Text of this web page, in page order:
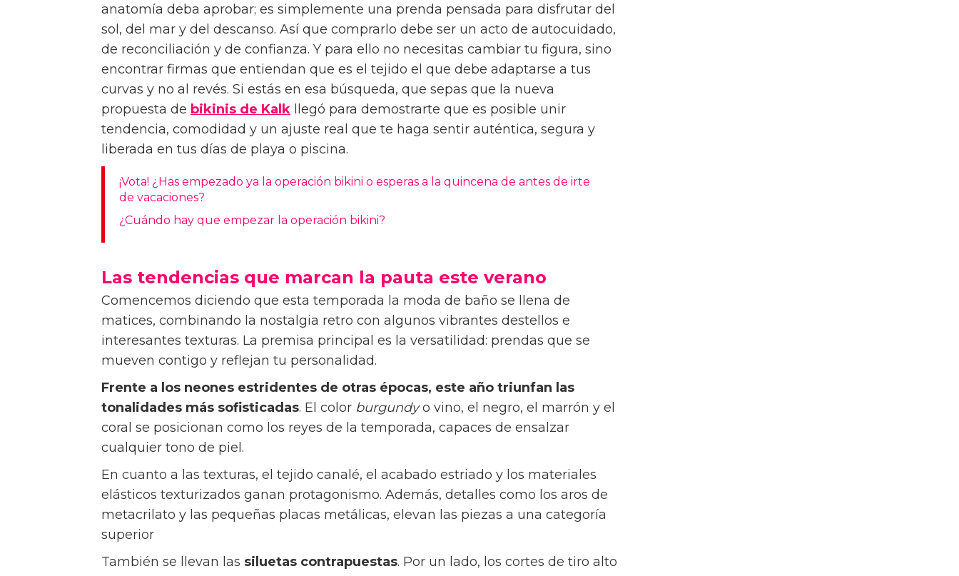
anatomía deba aprobar; es simplemente una prenda pensada para disfrutar del
sol, del mar y del descanso. Así que comprarlo debe ser un acto de autocuidado,
de reconciliación y de confianza. Y para ello no necesitas cambiar tu figura, sino
encontrar firmas que entiendan que es el tejido el que debe adaptarse a tus
curvas y no al revés. Si estás en esa búsqueda, que sepas que la nueva
propuesta de bikinis de Kalk llegó para demostrarte que es posible unir
tendencia, comodidad y un ajuste real que te haga sentir auténtica, segura y
liberada en tus días de playa o piscina.
¡Vota! ¿Has empezado ya la operación bikini o esperas a la quincena de antes de irte
de vacaciones?
¿Cuándo hay que empezar la operación bikini?
Las tendencias que marcan la pauta este verano
Comencemos diciendo que esta temporada la moda de baño se llena de
matices, combinando la nostalgia retro con algunos vibrantes destellos e
interesantes texturas. La premisa principal es la versatilidad: prendas que se
mueven contigo y reflejan tu personalidad.
Frente a los neones estridentes de otras épocas, este año triunfan las
tonalidades más sofisticadas. El color burgundyo vino, el negro, el marrón y el
coral se posicionan como los reyes de la temporada, capaces de ensalzar
cualquier tono de piel.
En cuanto a las texturas, el tejido canalé, el acabado estriado y los materiales
elásticos texturizados ganan protagonismo. Además, detalles como los aros de
metacrilato y las pequeñas placas metálicas, elevan las piezas a una categoría
superior
También se llevan las siluetas contrapuestas. Por un lado, los cortes de tiro alto